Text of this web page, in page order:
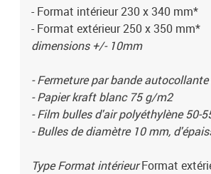
- Format intérieur 230 x 340 mm*
- Format extérieur 250 x 350 mm*
dimensions +/- 10mm
- Fermeture par bande
- Papier kraft blanc 75 g/m2
- Film bulles d'air polyéthylène 50-
- Bulles de diamètre 10 mm,
Type Format intérieurFormat